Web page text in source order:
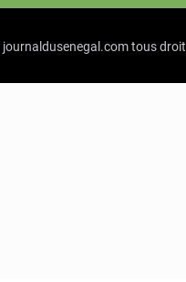
journaldusenegal.comtous